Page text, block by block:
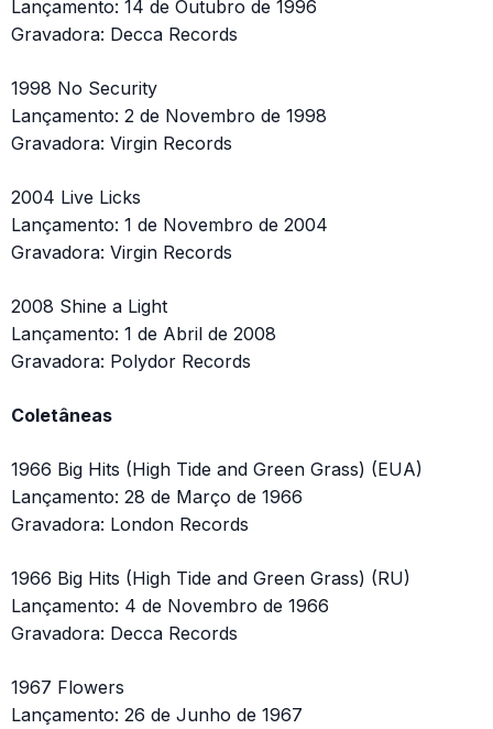
Lançamento: 14 de Outubro de 1996
Gravadora: Decca Records
1998 No Security
Lançamento: 2 de Novembro de 1998
Gravadora: Virgin Records
2004 Live Licks
Lançamento: 1 de Novembro de 2004
Gravadora: Virgin Records
2008 Shine a Light
Lançamento: 1 de Abril de 2008
Gravadora: Polydor Records
Coletâneas
1966 Big Hits (High Tide and Green Grass) (EUA)
Lançamento: 28 de Março de 1966
Gravadora: London Records
1966 Big Hits (High Tide and Green Grass) (RU)
Lançamento: 4 de Novembro de 1966
Gravadora: Decca Records
1967 Flowers
Lançamento: 26 de Junho de 1967